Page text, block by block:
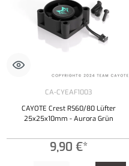
CA-CYEAF1003
CAYOTE Crest RS60/80 Lüfter
25x25x10mm - Aurora Grün
9,90 €*